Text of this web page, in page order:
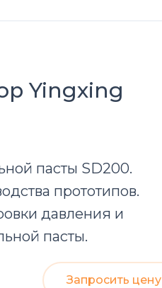
Yingxing
пасты SD200.
прототипов.
давления и
пасты.
Запросить цену